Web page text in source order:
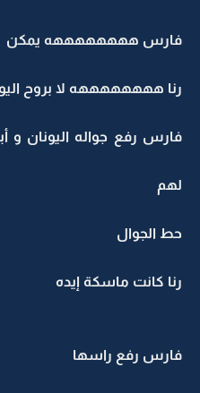
فارس ههههههههه يمكن
رنا ههههههههه لا بروح
فارس رفع جواله اليونان و
لهم
حط الجوال
رنا كانت ماسكة إيده
فارس رفع راسها